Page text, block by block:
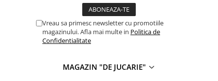
Cadou copii 10 ani
Cadou copii 11 ani
Vreau sa primesc newsletter cu promotiile
magazinului. Afla mai multe in Politica de
Confidentialitate
MAGAZIN "DE JUCARIE"